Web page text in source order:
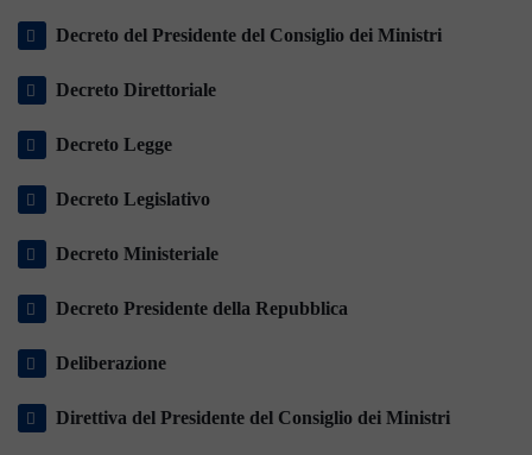
Decreto del Presidente del Consiglio dei Ministri
Decreto Direttoriale
Decreto Legge
Decreto Legislativo
Decreto Ministeriale
Decreto Presidente della Repubblica
Deliberazione
Direttiva del Presidente del Consiglio dei Ministri